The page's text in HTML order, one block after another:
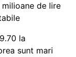
de lire
la
sunt mari